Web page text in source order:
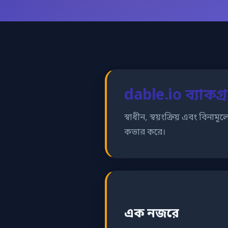
dable.io
স্বাধীন, স্বয়ংক্রিয় এবং
কভার করে।
এক নজরে